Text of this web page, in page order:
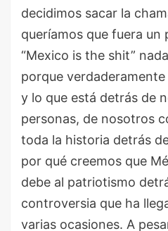
decidimos sacar la
queríamos que fuera un
“Mexico is the shit”
porque
y lo que está detrás de
personas, de nosotros
toda la historia detrás
por qué creemos que
debe al patriotismo
controversia que ha
varias ocasiones. A